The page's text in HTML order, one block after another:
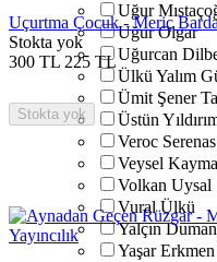
Uğur
Uğur Olgar
Uğurcan
Ülkü Yalım
Ümit Şener Ta
Üstün
Veroc Serenas
Veysel
Volkan Uysal
Vural Ülkü
Yalçın Duman
Yaşar Erkmen
Uçurtma Çocuk - Meriç
Stokta yok
300 TL 225 TL
Stokta yok